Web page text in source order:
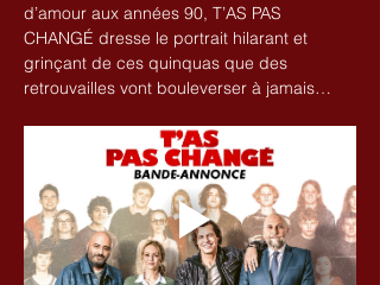
d’amour aux années 90, T’AS PAS
CHANGÉ dresse le portrait hilarant et
grinçant de ces quinquas que des
retrouvailles vont bouleverser à jamais…